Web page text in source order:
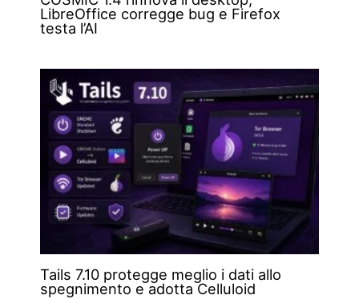
LibreOffice corregge bug e Firefox
testa l’AI
Tails 7.10 protegge meglio i dati allo
spegnimento e adotta Celluloid